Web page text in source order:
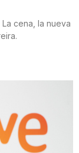
cena, la nueva